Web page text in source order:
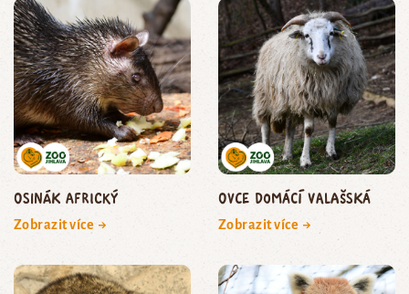
osinák africký
Zobrazit více →
ovce domácí valašská
Zobrazit více →